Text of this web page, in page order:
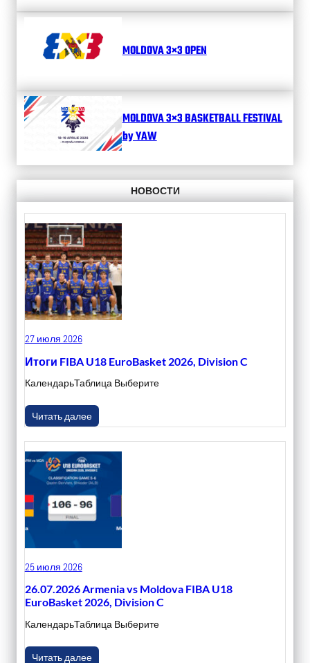
MOLDOVA 3×3 OPEN
MOLDOVA 3×3 BASKETBALL FESTIVAL
by YAW
НОВОСТИ
27 июля 2026
Итоги FIBA U18 EuroBasket 2026, Division C
КалендарьТаблица Выберите
Читать далее
25 июля 2026
26.07.2026 Armenia vs Moldova FIBA U18
EuroBasket 2026, Division C
КалендарьТаблица Выберите
Читать далее